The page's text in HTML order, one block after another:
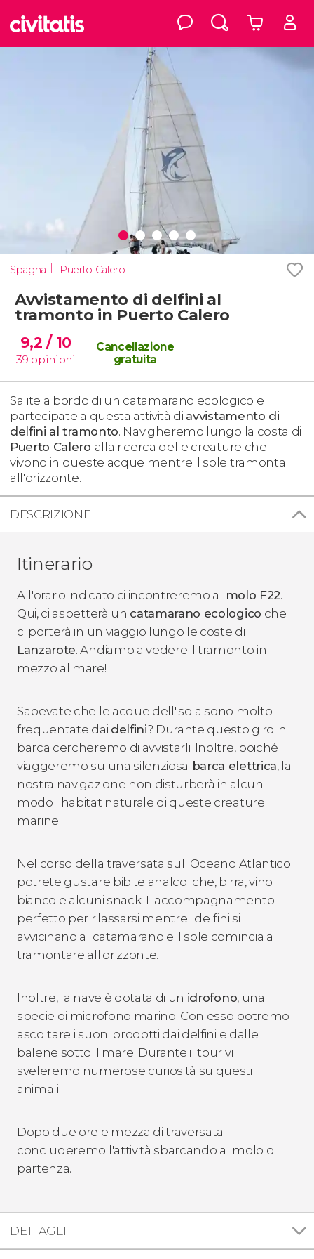
Spagna Puerto Calero
Avvistamento di delfini al
tramonto in Puerto Calero
9,2/ 10
39 opinioni
Cancellazione
gratuita
Salite a bordo di un catamarano ecologico e
partecipate a questa attività di avvistamento di
delfini al tramonto. Navigheremo lungo la costa di
Puerto Calero alla ricerca delle creature che
vivono in queste acque mentre il sole tramonta
all'orizzonte.
DESCRIZIONE
Itinerario
All'orario indicato ci incontreremo al molo F22.
Qui, ci aspetterà un catamarano ecologico che
ci porterà in un viaggio lungo le coste di
Lanzarote. Andiamo a vedere il tramonto in
mezzo al mare!
Sapevate che le acque dell'isola sono molto
frequentate dai delfini? Durante questo giro in
barca cercheremo di avvistarli. Inoltre, poiché
viaggeremo su una silenziosa barca elettrica, la
nostra navigazione non disturberà in alcun
modo l'habitat naturale di queste creature
marine.
Nel corso della traversata sull'Oceano Atlantico
potrete gustare bibite analcoliche, birra, vino
bianco e alcuni snack. L'accompagnamento
perfetto per rilassarsi mentre i delfini si
avvicinano al catamarano e il sole comincia a
tramontare all'orizzonte.
Inoltre, la nave è dotata di un idrofono, una
specie di microfono marino. Con esso potremo
ascoltare i suoni prodotti dai delfini e dalle
balene sotto il mare. Durante il tour vi
sveleremo numerose curiosità su questi
animali.
Dopo due ore e mezza di traversata
concluderemo l'attività sbarcando al molo di
partenza.
DETTAGLI